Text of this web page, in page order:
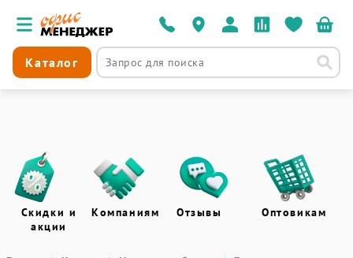
Каталог
Скидки и
акции
Компаниям Отзывы Оптовикам